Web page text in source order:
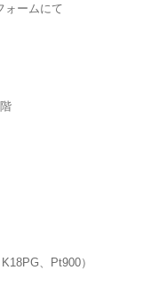
ォームにて
、Pt900）